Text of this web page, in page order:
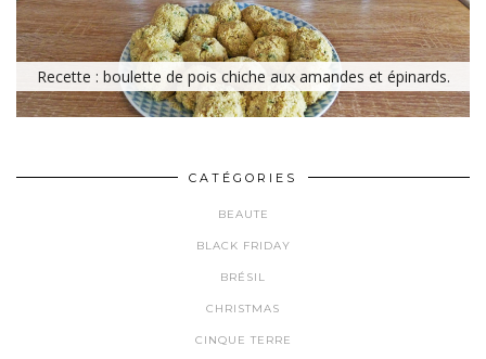
Recette : boulette de pois chiche aux amandes et épinards.
CATÉGORIES
BEAUTE
BLACK FRIDAY
BRÉSIL
CHRISTMAS
CINQUE TERRE